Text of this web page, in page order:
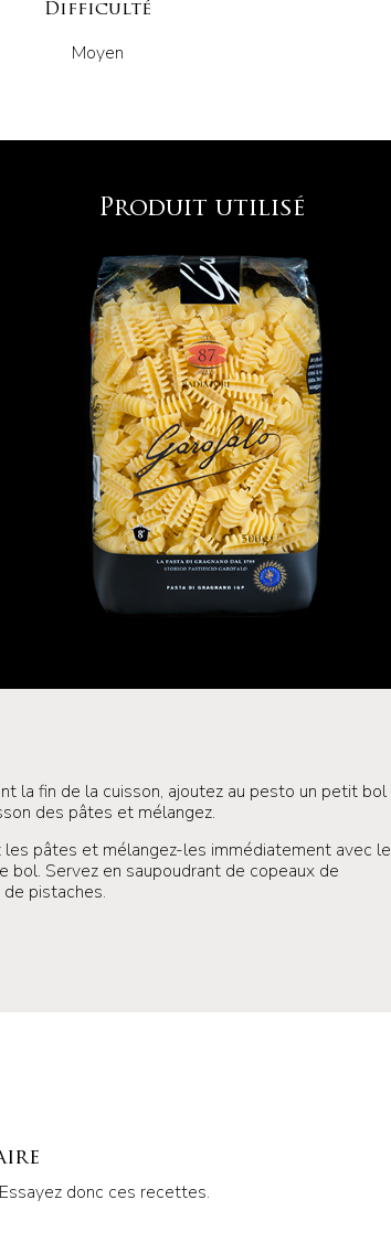
Difficulté
Moyen
Produit utilisé
la fin de la cuisson, ajoutez au pesto un petit bol
des pâtes et mélangez.
pâtes et mélangez-les immédiatement avec le
bol. Servez en saupoudrant de copeaux de
pistaches.
donc ces recettes.